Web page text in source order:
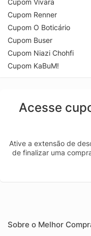
Cupom Renner
Cupom O Boticário
Cupom Buser
Cupom Niazi Chohfi
Cupom KaBuM!
Acesse
Ative a extensão de
de finalizar uma
Sobre o Melhor